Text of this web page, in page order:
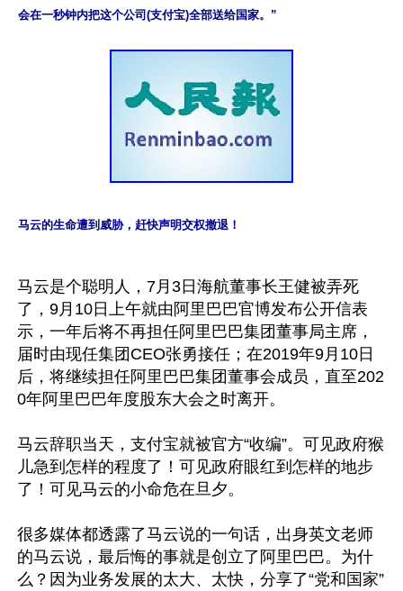
会在一秒钟内把这个公司(支付宝)全部送给国家。”
马云的生命遭到威胁，赶快声明交权撤退！
马云是个聪明人，7月3日海航董事长王健被弄死
了，9月10日上午就由阿里巴巴官博发布公开信表
示，一年后将不再担任阿里巴巴集团董事局主席，
届时由现任集团CEO张勇接任；在2019年9月10日
后，将继续担任阿里巴巴集团董事会成员，直至202
0年阿里巴巴年度股东大会之时离开。
马云辞职当天，支付宝就被官方“收编”。可见政府猴
儿急到怎样的程度了！可见政府眼红到怎样的地步
了！可见马云的小命危在旦夕。
很多媒体都透露了马云说的一句话，出身英文老师
的马云说，最后悔的事就是创立了阿里巴巴。为什
么？因为业务发展的太大、太快，分享了“党和国家”